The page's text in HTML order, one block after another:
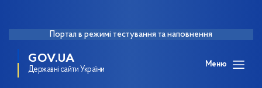
Портал в режимі тестування та наповнення
GOV.UA
Державні сайти України
Меню